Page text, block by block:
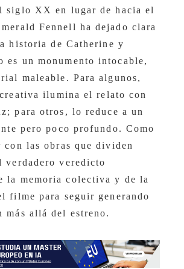
siglo XX en lugar de hacia el
Fennell ha dejado clara
historia de Catherine y
es un monumento intocable,
maleable. Para algunos,
ilumina el relato con
para otros, lo reduce a un
pero poco profundo. Como
con las obras que dividen
verdadero veredicto
la memoria colectiva y de la
filme para seguir generando
más allá del estreno.